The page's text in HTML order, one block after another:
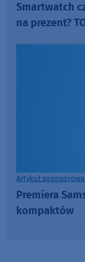
Smartwatch
na prezent?
Artykuł
Premiera
kompaktów